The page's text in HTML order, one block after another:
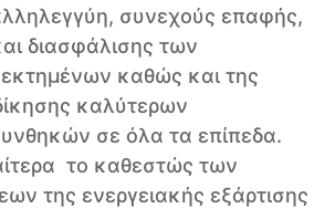
συνεχούς επαφής,
διασφάλισης των
καθώς και της
καλύτερων
σε όλα τα επίπεδα.
το καθεστώς των
της ενεργειακής εξάρτισης